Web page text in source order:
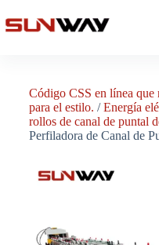
Código CSS en línea que
para el estilo. /Energía
rollos de canal de puntal
Perfiladora de Canal de